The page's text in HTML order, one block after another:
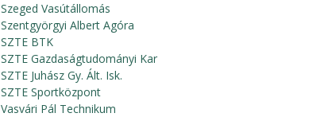
Szeged Vasútállomás
Szentgyörgyi Albert Agóra
SZTE BTK
SZTE Gazdaságtudományi Kar
SZTE Juhász Gy. Ált. Isk.
SZTE Sportközpont
Vasvári Pál Technikum